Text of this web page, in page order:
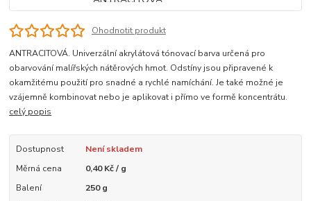
Ohodnotit produkt
ANTRACITOVÁ. Univerzální akrylátová tónovací barva určená pro
obarvování malířských nátěrových hmot. Odstíny jsou připravené k
okamžitému použití pro snadné a rychlé namíchání. Je také možné je
vzájemně kombinovat nebo je aplikovat i přímo ve formě koncentrátu.
celý popis
Dostupnost
Není skladem
Měrná cena
0,40 Kč / g
Balení
250 g